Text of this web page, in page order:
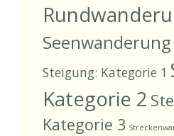
Seenwanderung
Steigung: Kategorie 1
Kategorie 2
Kategorie 3